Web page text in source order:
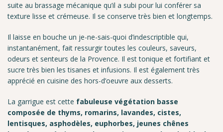
suite au brassage mécanique qu’il a subi pour lui conférer sa
texture lisse et crémeuse. Il se conserve très bien et longtemps.
Il laisse en bouche un je-ne-sais-quoi d’indescriptible qui,
instantanément, fait ressurgir toutes les couleurs, saveurs,
odeurs et senteurs de la Provence. Il est tonique et fortifiant et
sucre très bien les tisanes et infusions. Il est également très
apprécié en cuisine des hors-d’oeuvre aux desserts.
La garrigue est cette fabuleuse végétation basse
composée de thyms, romarins, lavandes, cistes,
lentisques, asphodèles, euphorbes, jeunes chênes